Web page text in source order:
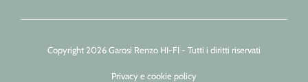
Copyright 2026 Garosi Renzo HI-FI - Tutti i diritti riservati
Privacy e cookie policy